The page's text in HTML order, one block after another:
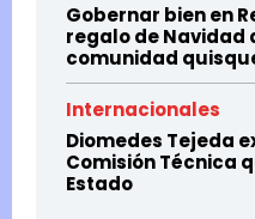
Gobernar bien en
regalo de Navidad
comunidad
Internacionales
Diomedes Tejeda
Comisión Técnica
Estado